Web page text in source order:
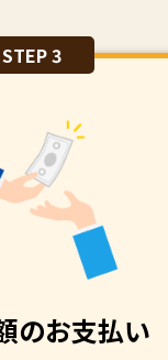
STEP 3
のお支払い